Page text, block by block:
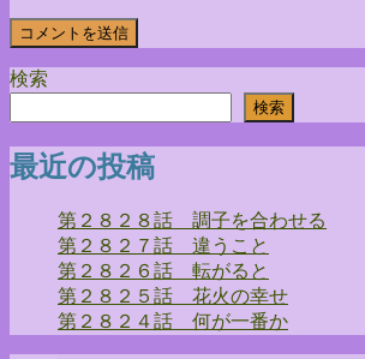
検索
検索
最近の投稿
第２８２８話 調子を合わせる
第２８２７話 違うこと
第２８２６話 転がると
第２８２５話 花火の幸せ
第２８２４話 何が一番か